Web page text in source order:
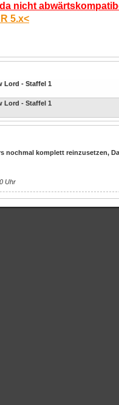
nicht
5.x<
Lord - Staffel 1
Lord - Staffel 1
nochmal komplett reinzusetzen,
Uhr